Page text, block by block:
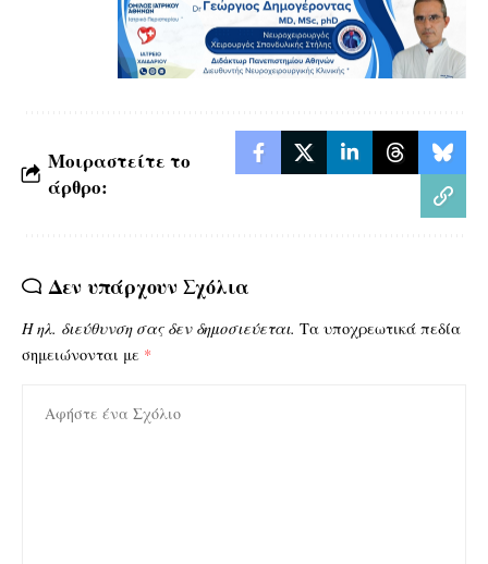
Μοιραστείτε το
άρθρο:
Δεν υπάρχουν Σχόλια
Η ηλ. διεύθυνση σας δεν δημοσιεύεται. Τα υποχρεωτικά πεδία
σημειώνονται με *